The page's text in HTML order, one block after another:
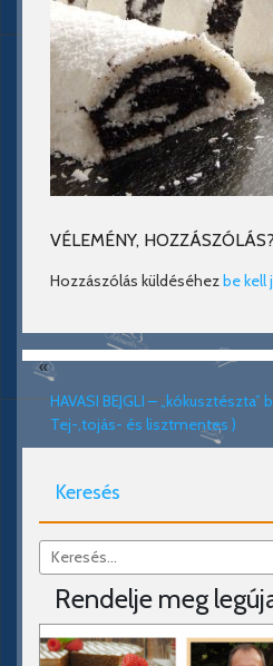
VÉLEMÉNY, HOZZÁSZÓLÁS?
Hozzászólás küldéséhezbe kell
«
HAVASI BEJGLI –
Tej-,tojás- és lisztmentes )
Keresés
Rendelje meg